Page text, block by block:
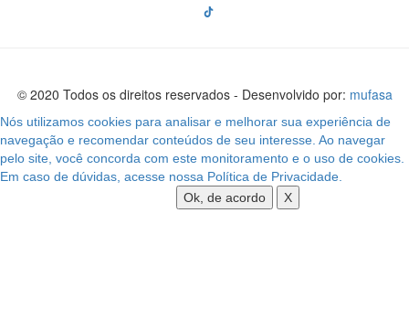
© 2020 Todos os direitos reservados - Desenvolvido por: mufasa
Nós utilizamos cookies para analisar e melhorar sua experiência de
navegação e recomendar conteúdos de seu interesse. Ao navegar
pelo site, você concorda com este monitoramento e o uso de cookies.
Em caso de dúvidas, acesse nossa Política de Privacidade.
Ok, de acordo
X